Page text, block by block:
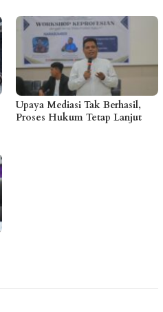
Upaya Mediasi Tak Berhasil,
Proses Hukum Tetap Lanjut